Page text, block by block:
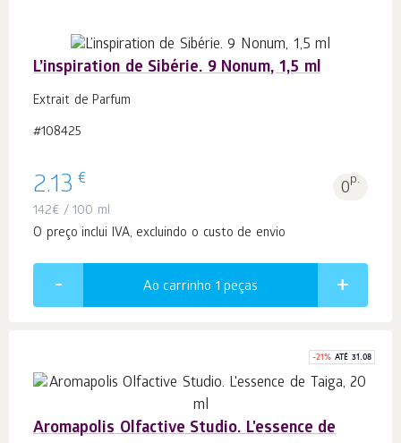
L’inspiration de Sibérie. 9 Nonum, 1,5 ml
Extrait de Parfum
#108425
2.13 € 0p.
142€ / 100 ml
O preço inclui IVA, excluindo o custo de envio
Ao carrinho 1 peças
-21% ATÉ 31.08
Aromapolis Olfactive Studio. L'essence de